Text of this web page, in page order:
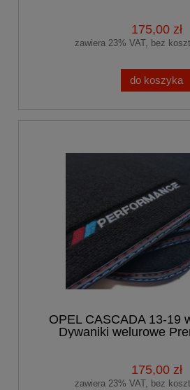
175,00 zł
zawiera 23% VAT, bez
do koszyka
OPEL CASCADA 13-19
Dywaniki welurowe
175,00 zł
zawiera 23% VAT, bez